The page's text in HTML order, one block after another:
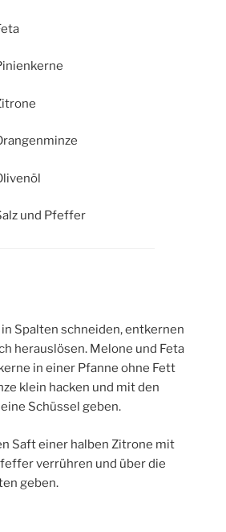
und Pfeffer
Spalten schneiden, entkernen
herauslösen. Melone und Feta
in einer Pfanne ohne Fett
klein hacken und mit den
Schüssel geben.
Saft einer halben Zitrone mit
verrühren und über die
geben.